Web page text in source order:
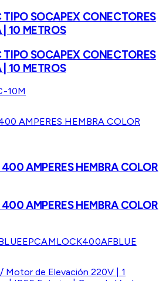
TIPO SOCAPEX CONECTORES
| 10 METROS
TIPO SOCAPEX CONECTORES
| 10 METROS
10M
AMPERES HEMBRA COLOR
AMPERES HEMBRA COLOR
EPCAMLOCK400AFBLUE